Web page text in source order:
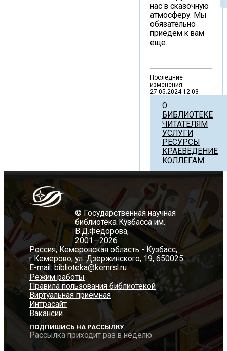
нас в сказочную
атмосферу. Мы
обязательно
приедем к вам
еще.
Последние
изменения:
27.05.2024 12:03
О
БИБЛИОТЕКЕ
ЧИТАТЕЛЯМ
УСЛУГИ
РЕСУРСЫ
КРАЕВЕДЕНИЕ
КОЛЛЕГАМ
© Государственная научная
библиотека Кузбасса им.
В.Д.Федорова,
2001—2026
Россия, Кемеровская область - Кузбасс,
г.Кемерово, ул. Дзержинского, 19, 650025
E-mail: biblioteka@kemrsl.ru
Режим работы
Правила пользования библиотекой
Виртуальная приемная
Интрасайт
Вакансии
ПОДПИШИСЬ НА РАССЫЛКУ
Рассылка приходит раз в неделю